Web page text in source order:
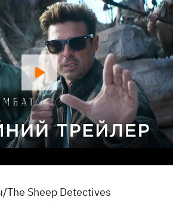
Sheep Detectives